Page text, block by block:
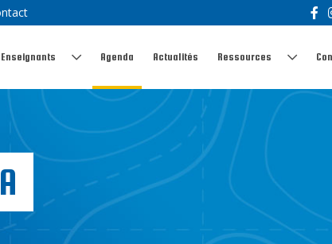
Enseignants Agenda Actualités Ressources